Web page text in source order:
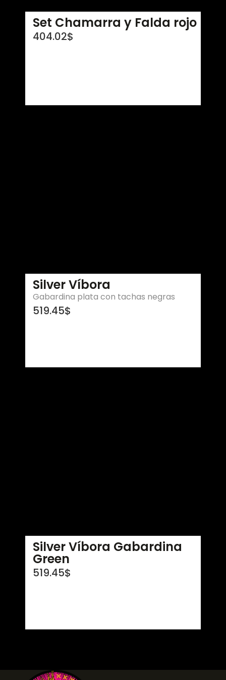
Set Chamarra y Falda rojo
404.02$
Silver Víbora
Gabardina plata con tachas negras
519.45$
Silver Víbora Gabardina
Green
519.45$